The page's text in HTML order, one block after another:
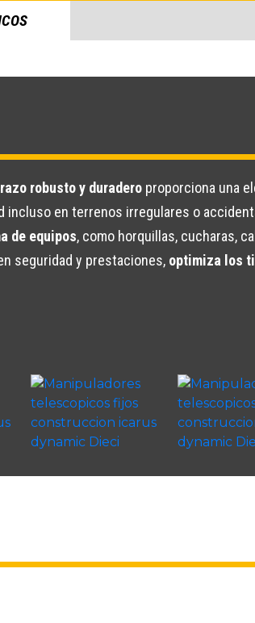
robusto y duradero proporciona una
incluso en terrenos irregulares o
de equipos, como horquillas, cucharas,
seguridad y prestaciones, optimiza los